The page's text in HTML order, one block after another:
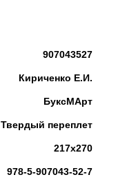
907043527
Кириченко Е.И.
БуксМАрт
Твердый переплет
217х270
978-5-907043-52-7